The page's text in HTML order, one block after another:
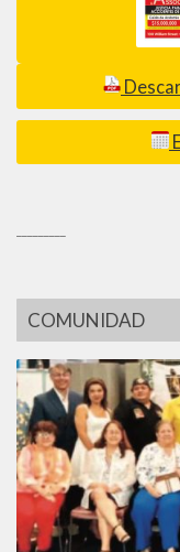
COMUNIDAD